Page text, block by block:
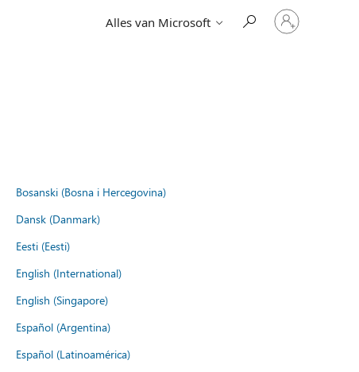
Alles van Microsoft
Meld
je
aan
Bosanski (Bosna i Hercegovina)
Dansk (Danmark)
Eesti (Eesti)
English (International)
English (Singapore)
Español (Argentina)
Español (Latinoamérica)